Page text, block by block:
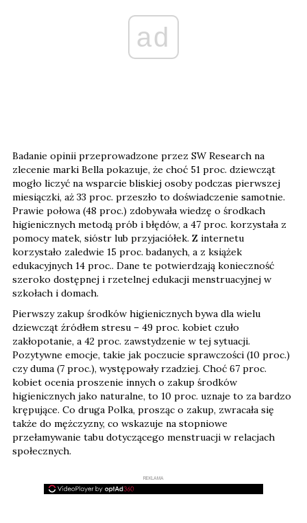
ad
Badanie opinii przeprowadzone przez SW Research na
zlecenie marki Bella pokazuje, że choć 51 proc. dziewcząt
mogło liczyć na wsparcie bliskiej osoby podczas pierwszej
miesiączki, aż 33 proc. przeszło to doświadczenie samotnie.
Prawie połowa (48 proc.) zdobywała wiedzę o środkach
higienicznych metodą prób i błędów, a 47 proc. korzystała z
pomocy matek, sióstr lub przyjaciółek. Z internetu
korzystało zaledwie 15 proc. badanych, a z książek
edukacyjnych 14 proc.. Dane te potwierdzają konieczność
szeroko dostępnej i rzetelnej edukacji menstruacyjnej w
szkołach i domach.
Pierwszy zakup środków higienicznych bywa dla wielu
dziewcząt źródłem stresu – 49 proc. kobiet czuło
zakłopotanie, a 42 proc. zawstydzenie w tej sytuacji.
Pozytywne emocje, takie jak poczucie sprawczości (10 proc.)
czy duma (7 proc.), występowały rzadziej. Choć 67 proc.
kobiet ocenia proszenie innych o zakup środków
higienicznych jako naturalne, to 10 proc. uznaje to za bardzo
krępujące. Co druga Polka, prosząc o zakup, zwracała się
także do mężczyzny, co wskazuje na stopniowe
przełamywanie tabu dotyczącego menstruacji w relacjach
społecznych.
REKLAMA